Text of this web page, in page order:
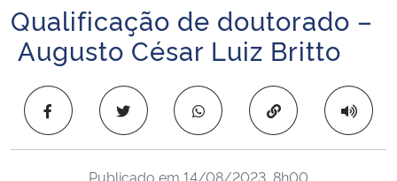
Ministério da Infraestrutura
Ministério da Educação
Ministério da Cidadania
Início do conteúdo
Qualificação de doutorado –
Augusto César Luiz Britto
Copiar para área
Publicado em 14/08/2023, 8h00